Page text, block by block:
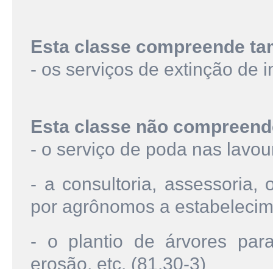
Esta classe compreende
- os serviços de extinção de
Esta classe não
- o serviço de poda nas
- a consultoria, assessoria,
por agrônomos a
- o plantio de árvores
erosão, etc. (81.30-3)